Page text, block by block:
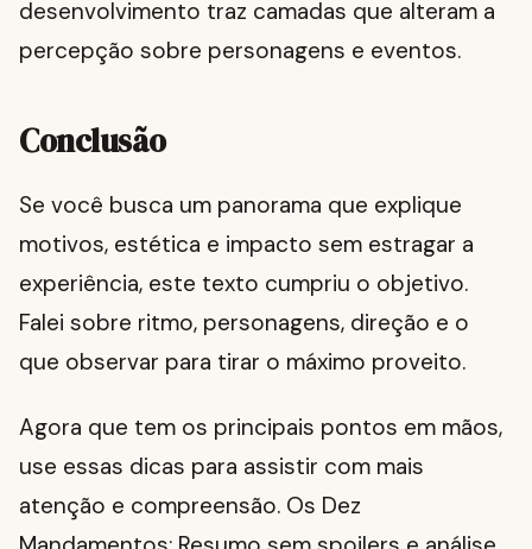
desenvolvimento traz camadas que alteram a
percepção sobre personagens e eventos.
Conclusão
Se você busca um panorama que explique
motivos, estética e impacto sem estragar a
experiência, este texto cumpriu o objetivo.
Falei sobre ritmo, personagens, direção e o
que observar para tirar o máximo proveito.
Agora que tem os principais pontos em mãos,
use essas dicas para assistir com mais
atenção e compreensão. Os Dez